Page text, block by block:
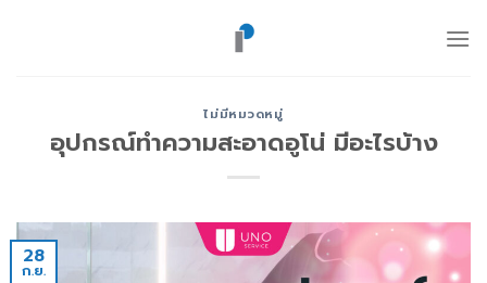
ไม่มีหมวดหมู่
อุปกรณ์ทำความสะอาดอูโน่ มีอะไรบ้าง
28
ก.ย.